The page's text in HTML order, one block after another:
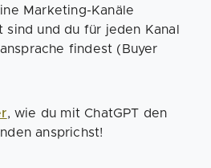
Marketing-Kanäle
sind und du für jeden Kanal
findest (Buyer
, wie du mit ChatGPT den
ansprichst!